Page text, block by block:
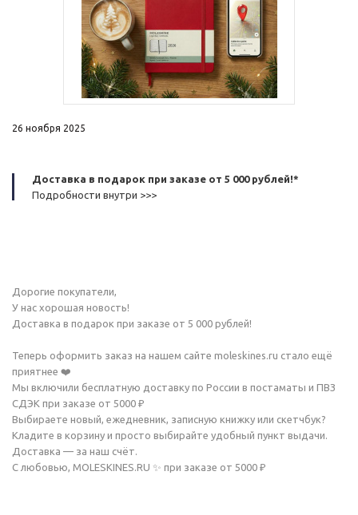
26 ноября 2025
Доставка в подарок при заказе от 5 000 рублей!*
Подробности внутри >>>
Дорогие покупатели,
У нас хорошая новость!
Доставка в подарок при заказе от 5 000 рублей!
Теперь оформить заказ на нашем сайте moleskines.ru стало ещё
приятнее ❤️
Мы включили бесплатную доставку по России в постаматы и ПВЗ
СДЭК при заказе от 5000 ₽
Выбираете новый, ежедневник, записную книжку или скетчбук?
Кладите в корзину и просто выбирайте удобный пункт выдачи.
Доставка — за наш счёт.
С любовью, MOLESKINES.RU ✨ при заказе от 5000 ₽